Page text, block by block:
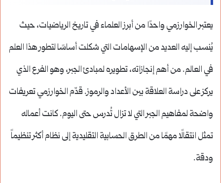
يعتبر الخوارزمي واحدًا من أبرز العلماء في تاريخ الرياضيات، حيث
يُنسب إليه العديد من الإسهامات التي شكلت أساسًا لتطور هذا العلم
في العالم. من أهم إنجازاته، تطويره لمبادئ الجبر، وهو الفرع الذي
يركز على دراسة العلاقة بين الأعداد والرموز. قدّم الخوارزمي تعريفات
واضحة لمفاهيم الجبر التي لا تزال تُدرس حتى اليوم. كانت أعماله
تمثل انتقالًا مهمًا من الطرق الحسابية التقليدية إلى نظام أكثر تنظيماً
ودقة.